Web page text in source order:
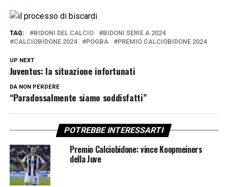
TAG: BIDONI DEL CALCIO
BIDONI SERIE A 2024
CALCIOBIDONE 2024
POGBA PREMIO CALCIOBIDONE 2024
UP NEXT
Juventus: la situazione infortunati
DA NON PERDERE
“Paradossalmente siamo soddisfatti”
POTREBBE INTERESSARTI
Premio Calciobidone: vince Koopmeiners
della Juve